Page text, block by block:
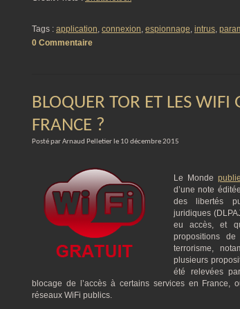
Tags : application, connexion, espionnage, intrus,
0 Commentaire
BLOQUER TOR ET LES WIFI
FRANCE ?
Posté par Arnaud Pelletier le 10 décembre 2015
Le Monde
d’une note
des libertés
juridiques
eu accès, et
propositions
terrorisme,
plusieurs
été relevées
blocage de l’accès à certains services en France,
réseaux WiFi publics.